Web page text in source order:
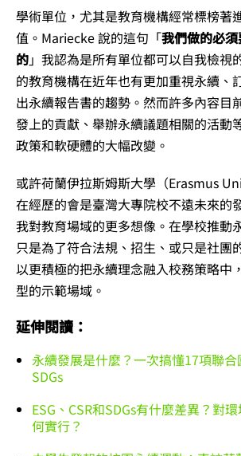
學術單位，尤其是教育機構經常標榜著
值。Mariecke 說的這句「我們做的必
的」我認為是所有單位都可以自我檢視
的教育機構在近年也有更加重視永續、
出永續報告書的趨勢。然而許多內容目
發上的貢獻、舉辦永續議題相關的活動
政策和軟硬體的大幅改變。
或許荷蘭伊拉斯姆斯大學（Erasmus
在經歷的會是臺灣大專院校不遠未來的
我對教育場域的更多想像。在學校推動
只是為了符合法規、招生、或只是社團
以更積極的把永續理念融入校務策略中
型的示範場域。
延伸閱讀：
永續發展是什麼？一次搞懂17項聯
SDGs
ESG、CSR和SDGs有什麼差異？對
何實行？